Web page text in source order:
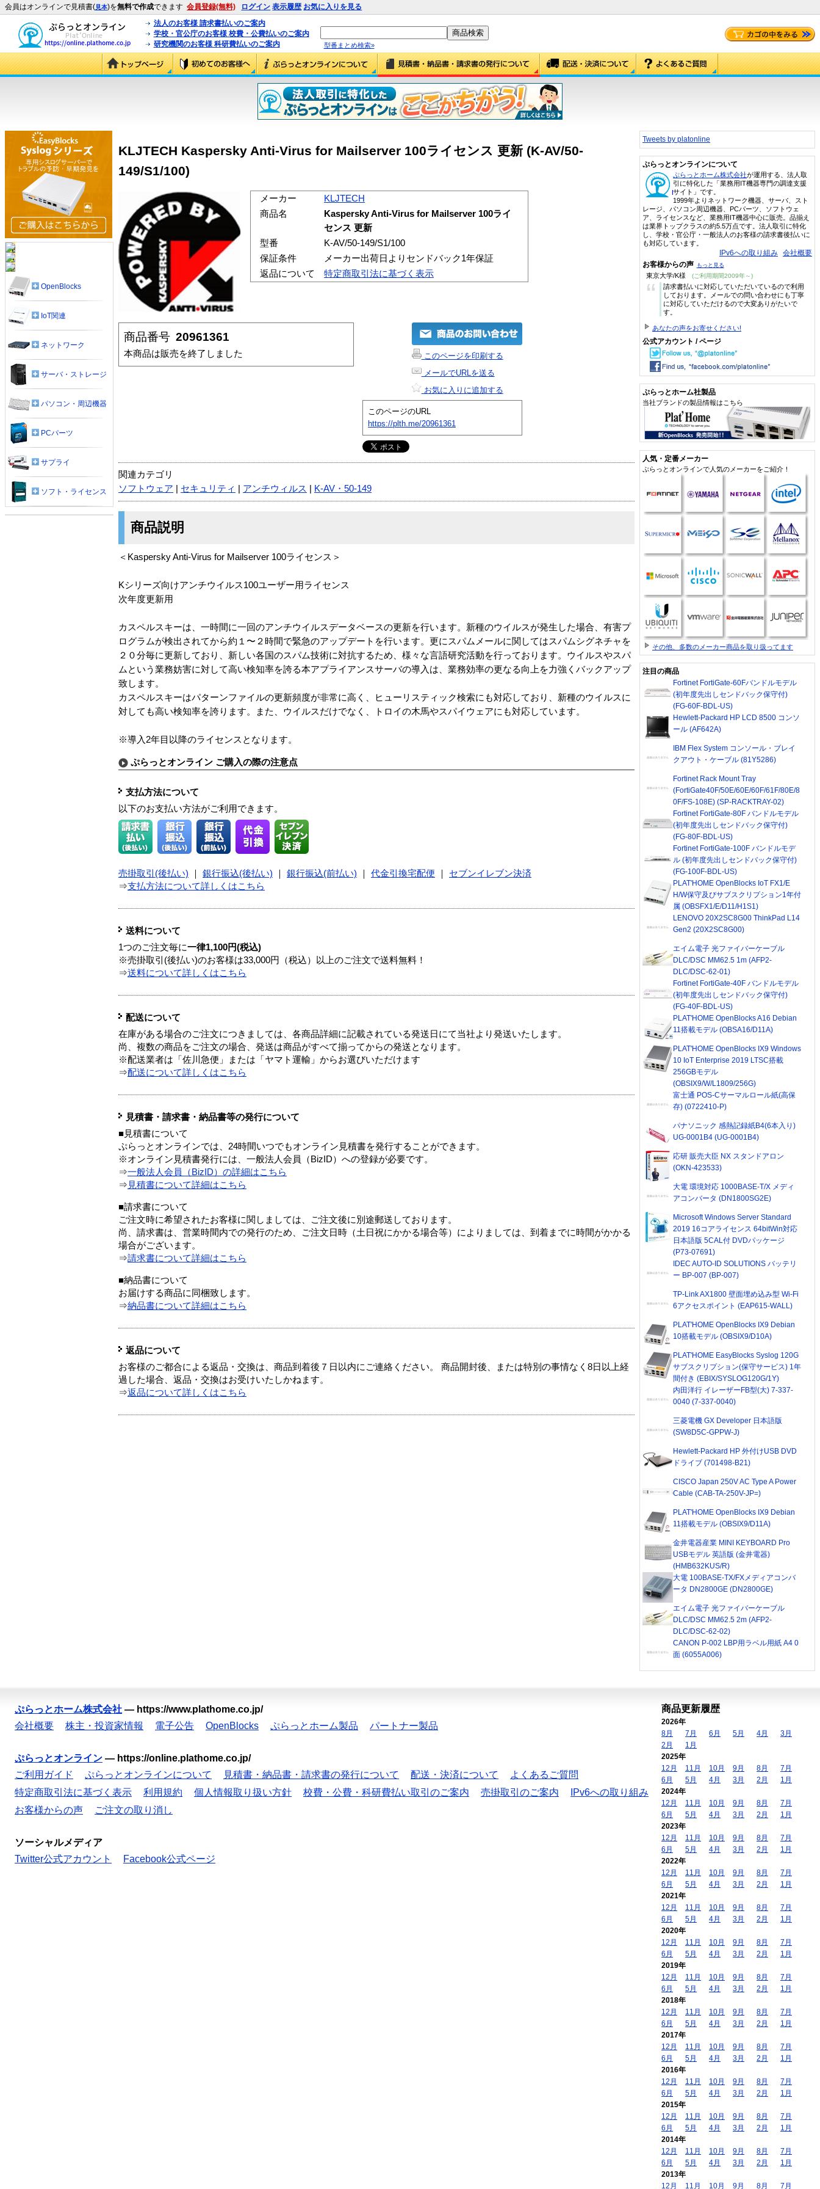
会員はオンラインで見積書(見本)を無料で作成できます 会員登録(無料) ログイン 表示履歴 お気に入りを見る
法人のお客様 請求書払いのご案内
学校・官公庁のお客様 校費・公費払いのご案内
研究機関のお客様 科研費払いのご案内
型番まとめ検索»
KLJTECH Kaspersky Anti-Virus for Mailserver 100ライセンス 更新 (K-AV/50-
149/S1/100)
メーカー
KLJTECH
商品名
Kaspersky Anti-Virus for Mailserver 100ライ
センス 更新
型番
K-AV/50-149/S1/100
保証条件
メーカー出荷日よりセンドバック1年保証
返品について
特定商取引法に基づく表示
商品番号 20961361
本商品は販売を終了しました
このページを印刷する
メールでURLを送る
お気に入りに追加する
このページのURL
https://plth.me/20961361
関連カテゴリ
ソフトウェア
セキュリティ アンチウィルス K-AV・50-149
商品説明
＜Kaspersky Anti-Virus for Mailserver 100ライセンス＞
Kシリーズ向けアンチウイルス100ユーザー用ライセンス
次年度更新用
カスペルスキーは、一時間に一回のアンチウイルスデータベースの更新を行います。新種のウイルスが発生した場合、有害プ
ログラムが検出されてから約１〜２時間で緊急のアップデートを行います。更にスパムメールに関してはスパムシグネチャを
２０分毎に更新しており、新しい各国のスパム技術に対抗するため、様々な言語研究活動を行っております。ウイルスやスパ
ムという業務妨害に対して高い検知率を誇る本アプライアンスサーバの導入は、業務効率の更なる向上を力強くバックアップ
致します。
カスペルスキーはパターンファイルの更新頻度が非常に高く、ヒューリスティック検索にも対応しており、新種のウイルスに
対しても高い検知率を誇ります。また、ウイルスだけでなく、トロイの木馬やスパイウェアにも対応しています。
※導入2年目以降のライセンスとなります。
ぷらっとオンライン ご購入の際の注意点
支払方法について
以下のお支払い方法がご利用できます。
売掛取引(後払い) 銀行振込(後払い) 銀行振込(前払い) 代金引換宅配便
セブンイレブン決済
⇒支払方法について詳しくはこちら
送料について
1つのご注文毎に一律1,100円(税込)
※売掛取引(後払い)のお客様は33,000円（税込）以上のご注文で送料無料！
⇒送料について詳しくはこちら
配送について
在庫がある場合のご注文につきましては、各商品詳細に記載されている発送日にて当社より発送いたします。
尚、複数の商品をご注文の場合、発送は商品がすべて揃ってからの発送となります。
※配送業者は「佐川急便」または「ヤマト運輸」からお選びいただけます
⇒配送について詳しくはこちら
見積書・請求書・納品書等の発行について
■見積書について
ぷらっとオンラインでは、24時間いつでもオンライン見積書を発行することができます。
※オンライン見積書発行には、一般法人会員（BizID）への登録が必要です。
⇒一般法人会員（BizID）の詳細はこちら
⇒ 見積書について詳細はこちら
■請求書について
ご注文時に希望されたお客様に関しましては、ご注文後に別途郵送しております。
尚、請求書は、営業時間内での発行のため、ご注文日時（土日祝にかかる場合等）によりましては、到着までに時間がかかる
場合がございます。
⇒請求書について詳細はこちら
■納品書について
お届けする商品に同梱致します。
⇒納品書について詳細はこちら
返品について
お客様のご都合による返品・交換は、商品到着後７日以内にご連絡ください。 商品開封後、または特別の事情なく8日以上経
過した場合、返品・交換はお受けいたしかねます。
⇒返品について詳しくはこちら
OpenBlocks
IoT関連
ネットワーク
サーバ・ストレージ
パソコン・周辺機器
PCパーツ
サプライ
ソフト・ライセンス
Tweets by platonline
ぷらっとオンラインについて
ぷらっとホーム株式会社が運用する、法人取
引に特化した「業務用IT機器専門の調達支援
サイト」です。
1999年よりネットワーク機器、サーバ、スト
レージ、パソコン周辺機器、PCパーツ、ソフトウェ
ア、ライセンスなど、業務用IT機器中心に販売。品揃え
は業界トップクラスの約5.5万点です。法人取引に特化
し、学校・官公庁・一般法人のお客様の請求書後払いに
も対応しています。
IPv6への取り組み 会社概要
お客様からの声 もっと見る
東京大学/K様 (ご利用期間2009年～)
“
請求書払いに対応していただいているので利用
しております。メールでの問い合わせにも丁寧
に対応していただけるので大変ありがたいで
す。
あなたの声をお寄せください!
公式アカウント / ページ
ぷらっとホーム社製品
当社ブランドの製品情報はこちら
人気・定番メーカー
ぷらっとオンラインで人気のメーカーをご紹介！
その他、多数のメーカー商品を取り扱ってます
注目の商品
Fortinet FortiGate-60Fバンドルモデル
(初年度先出しセンドバック保守付)
(FG-60F-BDL-US)
Hewlett-Packard HP LCD 8500 コンソ
ール (AF642A)
IBM Flex System コンソール・ブレイ
クアウト・ケーブル (81Y5286)
Fortinet Rack Mount Tray
(FortiGate40F/50E/60E/60F/61F/80E/8
0F/FS-108E) (SP-RACKTRAY-02)
Fortinet FortiGate-80F バンドルモデル
(初年度先出しセンドバック保守付)
(FG-80F-BDL-US)
Fortinet FortiGate-100F バンドルモデ
ル (初年度先出しセンドバック保守付)
(FG-100F-BDL-US)
PLAT'HOME OpenBlocks IoT FX1/E
H/W保守及びサブスクリプション1年付
属 (OBSFX1/E/D11/H1S1)
LENOVO 20X2SC8G00 ThinkPad L14
Gen2 (20X2SC8G00)
エイム電子 光ファイバーケーブル
DLC/DSC MM62.5 1m (AFP2-
DLC/DSC-62-01)
Fortinet FortiGate-40F バンドルモデル
(初年度先出しセンドバック保守付)
(FG-40F-BDL-US)
PLAT'HOME OpenBlocks A16 Debian
11搭載モデル (OBSA16/D11A)
PLAT'HOME OpenBlocks IX9 Windows
10 IoT Enterprise 2019 LTSC搭載
256GBモデル
(OBSIX9/W/L1809/256G)
富士通 POS-Cサーマルロール紙(高保
存) (0722410-P)
パナソニック 感熱記録紙B4(6本入り)
UG-0001B4 (UG-0001B4)
応研 販売大臣 NX スタンドアロン
(OKN-423533)
大電 環境対応 1000BASE-T/X メディ
アコンバータ (DN1800SG2E)
Microsoft Windows Server Standard
2019 16コアライセンス 64bitWin対応
日本語版 5CAL付 DVDパッケージ
(P73-07691)
IDEC AUTO-ID SOLUTIONS バッテリ
ー BP-007 (BP-007)
TP-Link AX1800 壁面埋め込み型 Wi-Fi
6アクセスポイント (EAP615-WALL)
PLAT'HOME OpenBlocks IX9 Debian
10搭載モデル (OBSIX9/D10A)
PLAT'HOME EasyBlocks Syslog 120G
サブスクリプション(保守サービス) 1年
間付き (EBIX/SYSLOG120G/1Y)
内田洋行 イレーザーFB型(大) 7-337-
0040 (7-337-0040)
三菱電機 GX Developer 日本語版
(SW8D5C-GPPW-J)
Hewlett-Packard HP 外付けUSB DVD
ドライブ (701498-B21)
CISCO Japan 250V AC Type A Power
Cable (CAB-TA-250V-JP=)
PLAT'HOME OpenBlocks IX9 Debian
11搭載モデル (OBSIX9/D11A)
金井電器産業 MINI KEYBOARD Pro
USBモデル 英語版 (金井電器)
(HMB632KUS/R)
大電 100BASE-TX/FXメディアコンバ
ータ DN2800GE (DN2800GE)
エイム電子 光ファイバーケーブル
DLC/DSC MM62.5 2m (AFP2-
DLC/DSC-62-02)
CANON P-002 LBP用ラベル用紙 A4 0
面 (6055A006)
ぷらっとホーム株式会社 — https://www.plathome.co.jp/
会社概要
株主・投資家情報 電子公告 OpenBlocks ぷらっとホーム製品 パートナー製品
ぷらっとオンライン — https://online.plathome.co.jp/
ご利用ガイド
ぷらっとオンラインについて 見積書・納品書・請求書の発行について 配送・決済について
よくあるご質問
特定商取引法に基づく表示
利用規約 個人情報取り扱い方針 校費・公費・科研費払い取引のご案内 売掛取引のご案内
IPv6への取り組み
お客様からの声
ご注文の取り消し
ソーシャルメディア
Twitter公式アカウント
Facebook公式ページ
商品更新履歴
2026年
8月
7月 6月 5月 4月
3月
2月
1月
2025年
12月
11月 10月 9月 8月
7月
6月
5月 4月 3月 2月
1月
2024年
12月
11月 10月 9月 8月
7月
6月
5月 4月 3月 2月
1月
2023年
12月
11月 10月 9月 8月
7月
6月
5月 4月 3月 2月
1月
2022年
12月
11月 10月 9月 8月
7月
6月
5月 4月 3月 2月
1月
2021年
12月
11月 10月 9月 8月
7月
6月
5月 4月 3月 2月
1月
2020年
12月
11月 10月 9月 8月
7月
6月
5月 4月 3月 2月
1月
2019年
12月
11月 10月 9月 8月
7月
6月
5月 4月 3月 2月
1月
2018年
12月
11月 10月 9月 8月
7月
6月
5月 4月 3月 2月
1月
2017年
12月
11月 10月 9月 8月
7月
6月
5月 4月 3月 2月
1月
2016年
12月
11月 10月 9月 8月
7月
6月
5月 4月 3月 2月
1月
2015年
12月
11月 10月 9月 8月
7月
6月
5月 4月 3月 2月
1月
2014年
12月
11月 10月 9月 8月
7月
6月
5月 4月 3月 2月
1月
2013年
12月
11月 10月 9月 8月 7月